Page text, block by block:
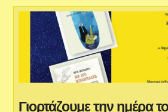
Γιορτάζουμε την ημέρα